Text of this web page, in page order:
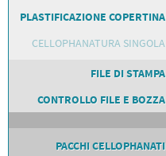
DORSALI TARGHE
GARA
NUMERI DA GARA MTB
PLASTIFICAZIONE COPERTINA
CELLOPHANATURA SINGOLA
FILE DI STAMPA
CONTROLLO FILE E BOZZA
PACCHI CELLOPHANATI